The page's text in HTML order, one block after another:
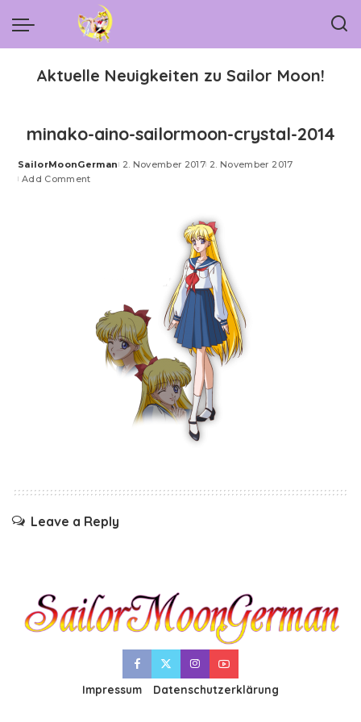
Aktuelle Neuigkeiten zu Sailor Moon!
minako-aino-sailormoon-crystal-2014
Posted
by
SailorMoonGerman 2. November 2017 2. November 2017
Add Comment
Leave a Reply
Impressum Datenschutzerklärung